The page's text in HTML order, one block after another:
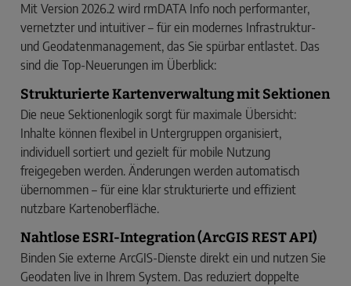
Mit Version 2026.2 wird rmDATA Info noch performanter,
vernetzter und intuitiver – für ein modernes Infrastruktur-
und Geodatenmanagement, das Sie spürbar entlastet. Das
sind die Top-Neuerungen im Überblick:
Strukturierte Kartenverwaltung mit Sektionen
Die neue Sektionenlogik sorgt für maximale Übersicht:
Inhalte können flexibel in Untergruppen organisiert,
individuell sortiert und gezielt für mobile Nutzung
freigegeben werden. Änderungen werden automatisch
übernommen – für eine klar strukturierte und effizient
nutzbare Kartenoberfläche.
Nahtlose ESRI-Integration (ArcGIS REST API)
Binden Sie externe ArcGIS-Dienste direkt ein und nutzen Sie
Geodaten live in Ihrem System. Das reduziert doppelte